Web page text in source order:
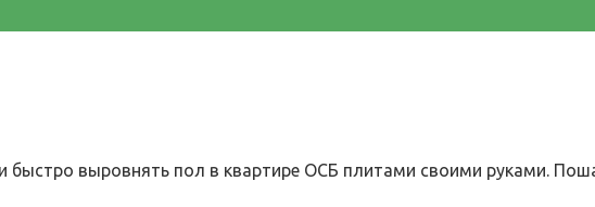
быстро выровнять пол в квартире ОСБ плитами своими руками.